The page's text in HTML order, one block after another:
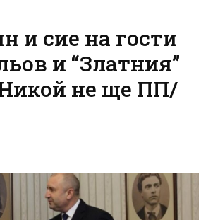
и сие на гости
и “Златния”
не ще ПП/